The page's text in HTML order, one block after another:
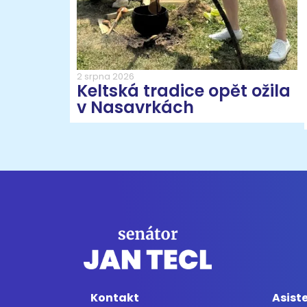
2 srpna 2026
Keltská tradice opět ožila
v Nasavrkách
Kontakt